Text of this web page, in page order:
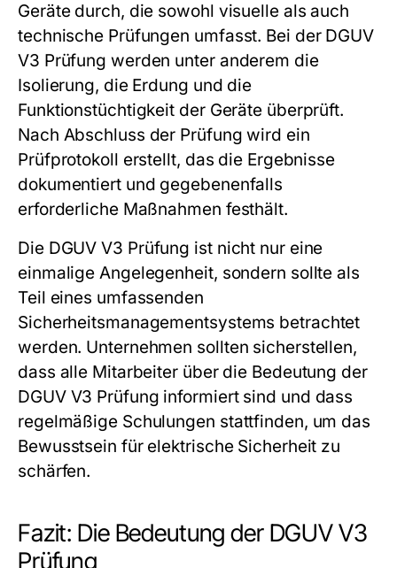
Geräte durch, die sowohl visuelle als auch
technische Prüfungen umfasst. Bei der DGUV
V3 Prüfung werden unter anderem die
Isolierung, die Erdung und die
Funktionstüchtigkeit der Geräte überprüft.
Nach Abschluss der Prüfung wird ein
Prüfprotokoll erstellt, das die Ergebnisse
dokumentiert und gegebenenfalls
erforderliche Maßnahmen festhält.
Die DGUV V3 Prüfung ist nicht nur eine
einmalige Angelegenheit, sondern sollte als
Teil eines umfassenden
Sicherheitsmanagementsystems betrachtet
werden. Unternehmen sollten sicherstellen,
dass alle Mitarbeiter über die Bedeutung der
DGUV V3 Prüfung informiert sind und dass
regelmäßige Schulungen stattfinden, um das
Bewusstsein für elektrische Sicherheit zu
schärfen.
Fazit: Die Bedeutung der DGUV V3
Prüfung